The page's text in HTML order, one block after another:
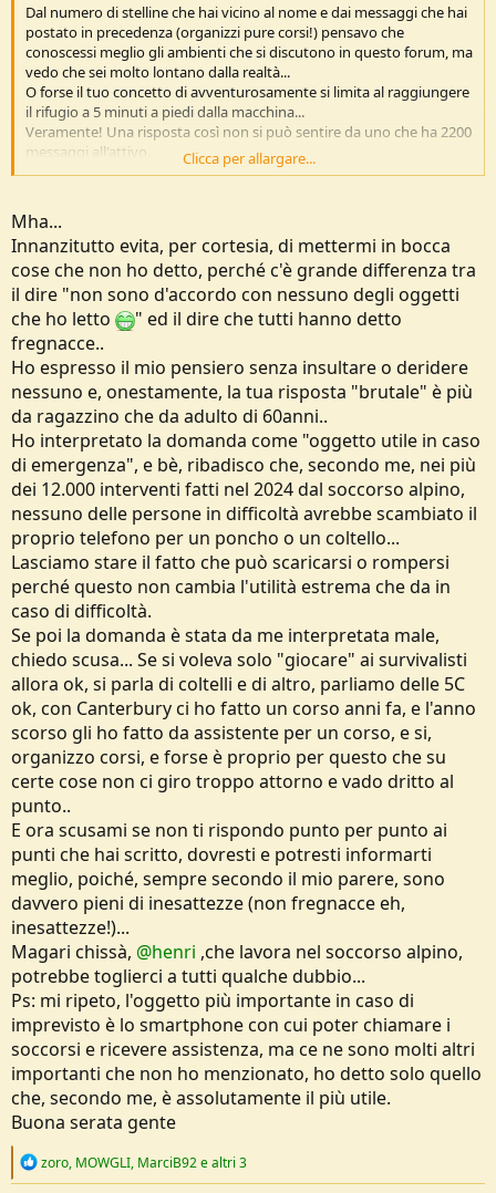
Dal numero di stelline che hai vicino al nome e dai messaggi che hai
postato in precedenza (organizzi pure corsi!) pensavo che
conoscessi meglio gli ambienti che si discutono in questo forum, ma
vedo che sei molto lontano dalla realtà...
O forse il tuo concetto di avventurosamente si limita al raggiungere
il rifugio a 5 minuti a piedi dalla macchina...
Veramente! Una risposta così non si può sentire da uno che ha 2200
messaggi all'attivo.
ed utile che più o meno tutti si portano dietro, ma da lì a
considerarlo lo strumento principe in caso di difficoltà ce ne corre.
Vediamo perchè:
Nel 95% delle zone dove uno potrebbe andare a fare un
escursione seria (cioè una dove c'è il rischio di perdersi o farsi
male) NON c'è copertura telefonica, per cui il tuo cellulare ti
può servire solo come cartina (ammesso che tu abbia già
caricato le mappe offline) o come GPS. E a volte, ti garantisco,
non basta saperedovesei per capire come tornare alla
macchina.
E già questo primo punto sarebbe sufficiente per chiudere il
discorso, ma andiamo pure avanti...
Lo smartphone è delicato: in caso di incidente (caduta, ecc.)
lo puoi perdere, rompere il vetro, ecc.. quindi ciao ciao
smartphone.
Le batterie hanno una durata limitata, per cui se ti perdi per
più di circa 24h devi comunque avere un powerbank
associato (anche meno se lo usi come GPS o registratore
traccia).
Le batterie (e pure il powerbank) durano drasticamente
meno se fa freddo.. ed in montagna è una cosa che capita
molto di frequente.
Lo smartphone può avere inconvenienti. A me è capitato per
esempio che:
rifiuta di caricarsi perché la connessione era umida (ovvio
visto che pioveva).
- il cavetto si è deteriorato nel tempo e quando lo collego si
rifiuta di caricare.
hai mai provato ad usare uno smartphone con i guanti (o
anche senza) sotto la neve e la pioggia? Evidentemente no.
Supponiamo che ti sei fatto male scivolando, cammini a fatica
(ma proprio a fatica); il tuo smartphone ti dice che devi fare
15km e 1500m di dislivello su ghiaione per tornare alla
macchina: mi spieghi come ti aiuta lo smartphone?
Supponiamo che lo smartphone funziona benissimo, tu sei in
piena forma ma è calato il buio e non hai la frontale (perché
secondo te l'unica cosa utile è lo smartphone): come ci torni a
per la notte, perchè anche quella è inutile, visto che hai lo
smartphone.
Clicca per allargare...
Mha...
Innanzitutto evita, per cortesia, di mettermi in bocca
cose che non ho detto, perché c'è grande differenza tra
il dire "non sono d'accordo con nessuno degli oggetti
che ho letto
" ed il dire che tutti hanno detto
fregnacce..
Ho espresso il mio pensiero senza insultare o deridere
nessuno e, onestamente, la tua risposta "brutale" è più
da ragazzino che da adulto di 60anni..
Ho interpretato la domanda come "oggetto utile in caso
di emergenza", e bè, ribadisco che, secondo me, nei più
dei 12.000 interventi fatti nel 2024 dal soccorso alpino,
nessuno delle persone in difficoltà avrebbe scambiato il
proprio telefono per un poncho o un coltello...
Lasciamo stare il fatto che può scaricarsi o rompersi
perché questo non cambia l'utilità estrema che da in
caso di difficoltà.
Se poi la domanda è stata da me interpretata male,
chiedo scusa... Se si voleva solo "giocare" ai survivalisti
allora ok, si parla di coltelli e di altro, parliamo delle 5C
ok, con Canterbury ci ho fatto un corso anni fa, e l'anno
scorso gli ho fatto da assistente per un corso, e si,
organizzo corsi, e forse è proprio per questo che su
certe cose non ci giro troppo attorno e vado dritto al
punto..
E ora scusami se non ti rispondo punto per punto ai
punti che hai scritto, dovresti e potresti informarti
meglio, poiché, sempre secondo il mio parere, sono
davvero pieni di inesattezze (non fregnacce eh,
inesattezze!)...
Magari chissà, @henri ,che lavora nel soccorso alpino,
potrebbe toglierci a tutti qualche dubbio...
Ps: mi ripeto, l'oggetto più importante in caso di
imprevisto è lo smartphone con cui poter chiamare i
soccorsi e ricevere assistenza, ma ce ne sono molti altri
importanti che non ho menzionato, ho detto solo quello
che, secondo me, è assolutamente il più utile.
Buona serata gente
R
zoro, MOWGLI, MarciB92e altri 3